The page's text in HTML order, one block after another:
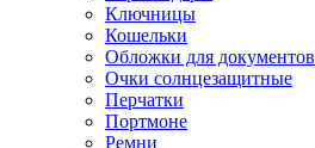
Ключницы
Кошельки
Обложки для документов
Очки солнцезащитные
Перчатки
Портмоне
Ремни